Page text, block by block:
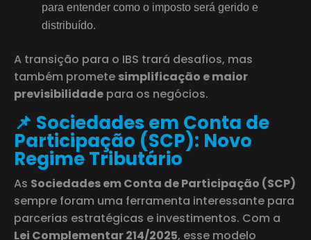
para entender como o imposto será gerido e
distribuído.
A transição para o IBS trará desafios, mas
também promete simplificação e maior
previsibilidade para os negócios.
📌 Sociedades em Conta de
Participação (SCP): Novo
Regime Tributário
As Sociedades em Conta de Participação (SCP)
sempre foram uma ferramenta interessante para
parcerias estratégicas e investimentos. Com a
Lei Complementar 214/2025, esse modelo